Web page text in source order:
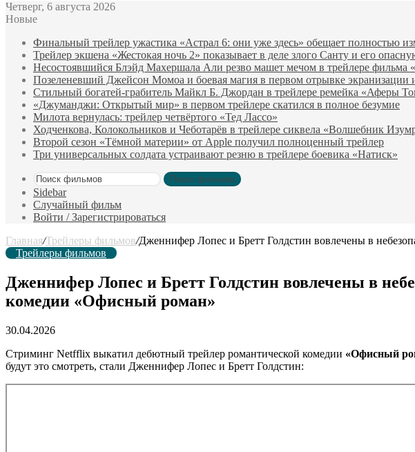
Четверг, 6 августа 2026
Новые
Финальный трейлер ужастика «Астрал 6: они уже здесь» обещает полностью
Трейлер экшена «Жестокая ночь 2» показывает в деле злого Санту и его
Несостоявшийся Блэйд Махершала Али резво машет мечом в трейлере фильма
Позеленевший Джейсон Момоа и боевая магия в первом отрывке экранизации
Стильный богатей-грабитель Майкл Б. Джордан в трейлере ремейка «Аферы
«Джуманджи: Открытый мир» в первом трейлере скатился в полное безумие
Милота вернулась: трейлер четвёртого «Тед Лассо»
Ходченкова, Колокольников и Чеботарёв в трейлере сиквела «Волшебник
Второй сезон «Тёмной материи» от Apple получил полноценный трейлер
Три универсальных солдата устраивают резню в трейлере боевика «Натиск»
Поиск фильмов
Sidebar
Случайный фильм
Войти / Зарегистрироваться
Главная/Трейлеры фильмов/Дженнифер Лопес и Бретт Голдстин вовлечены в
Трейлеры фильмов
Дженнифер Лопес и Бретт Голдстин вовлечены в
комедии «Офисный роман»
30.04.2026
Стриминг Netfflix выкатил дебютный трейлер романтической комедии «Офисный
будут это смотреть, стали Дженнифер Лопес и Бретт Голдстин: